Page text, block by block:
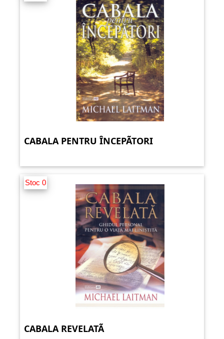
CABALA PENTRU ÎNCEPÃTORI
Stoc 0
CABALA REVELATÃ